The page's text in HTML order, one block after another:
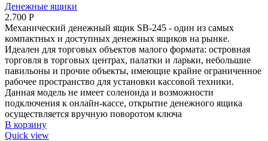
Денежные ящики
2.700 Р
Механический денежный ящик SB-245 - один из самых
компактных и доступных денежных ящиков на рынке.
Идеален для торговых объектов малого формата: островная
торговля в торговых центрах, палатки и ларьки, небольшие
павильоны и прочие объекты, имеющие крайне ограниченное
рабочее пространство для установки кассовой техники.
Данная модель не имеет соленоида и возможности
подключения к онлайн-кассе, открытие денежного ящика
осуществляется вручную поворотом ключа
В корзину
Quick view